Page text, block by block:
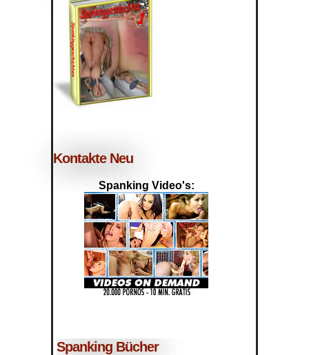
Kontakte Neu
Spanking Video's:
Spanking Bücher